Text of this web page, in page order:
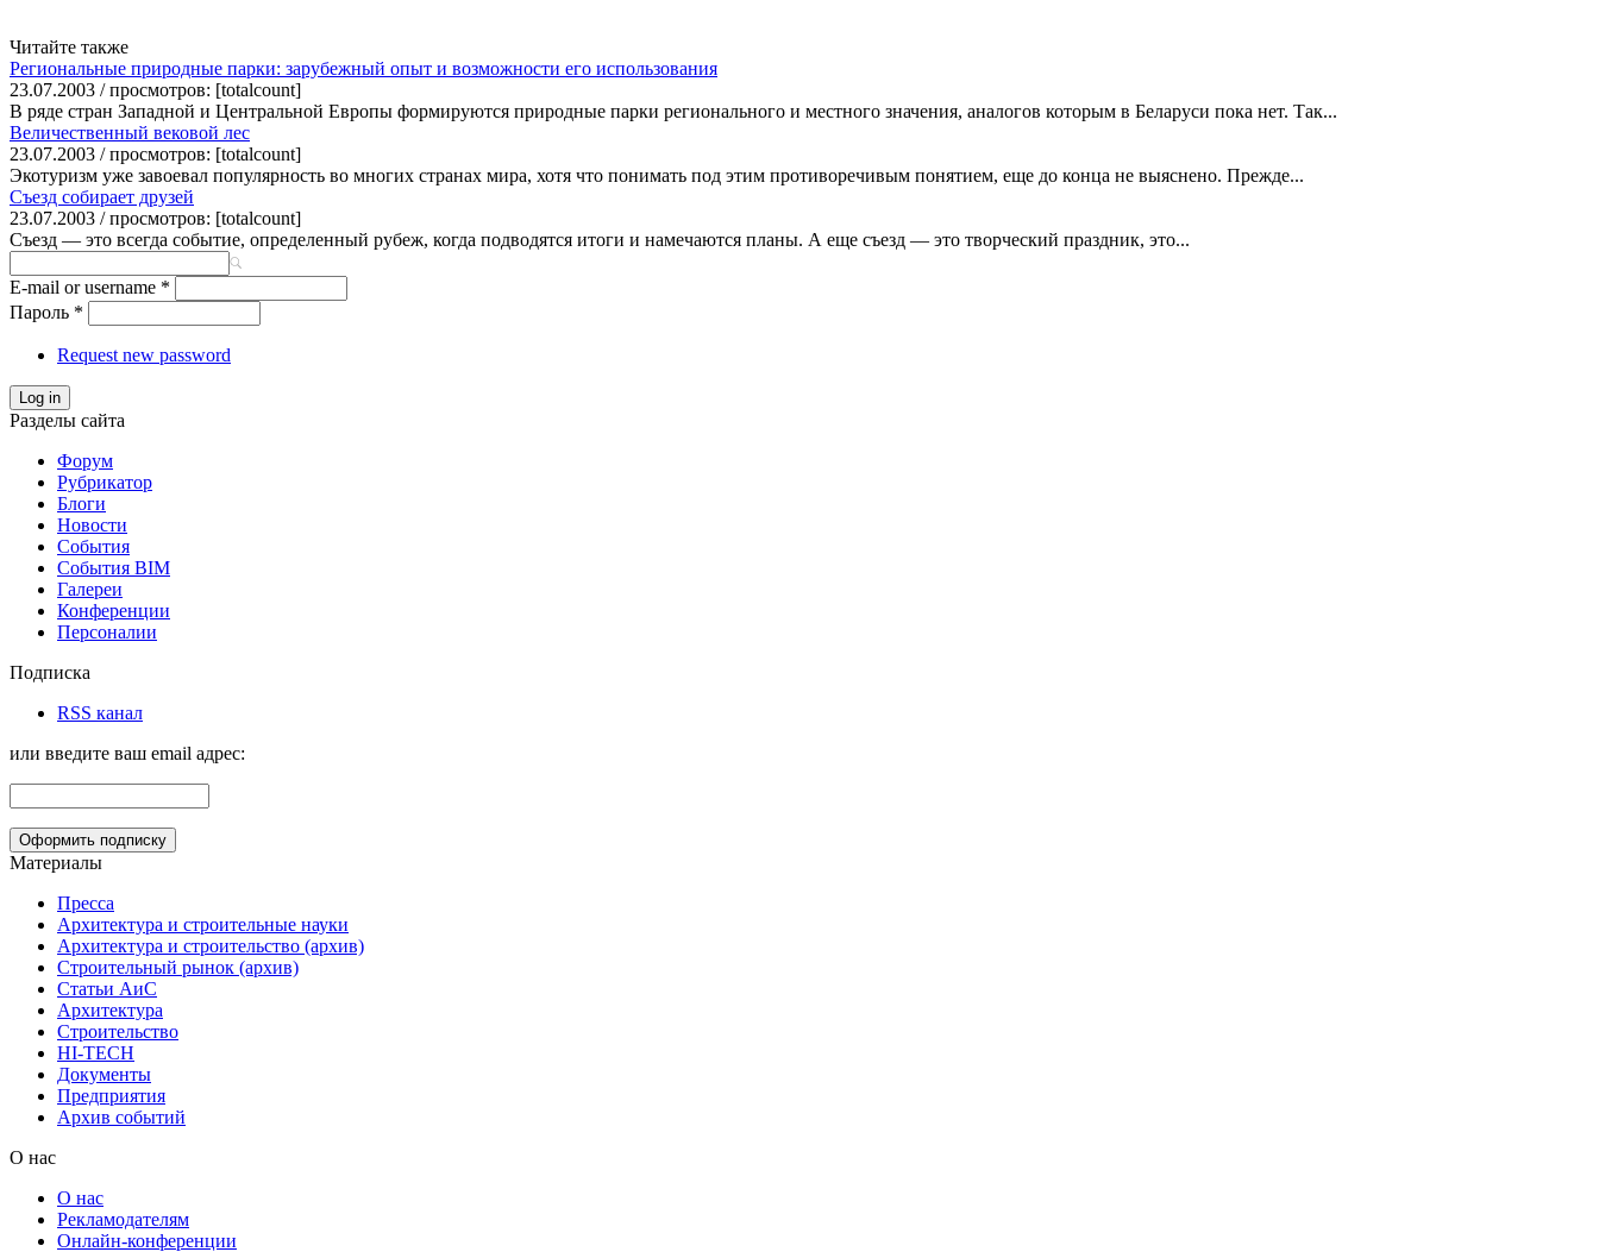
Читайте также
Региональные природные парки: зарубежный опыт и возможности его использования
23.07.2003 / просмотров: [totalcount]
В ряде стран Западной и Центральной Европы формируются природные парки регионального и местного значения, аналогов которым в Беларуси пока нет. Так...
Величественный вековой лес
23.07.2003 / просмотров: [totalcount]
Экотуризм уже завоевал популярность во многих странах мира, хотя что понимать под этим противоречивым понятием, еще до конца не выяснено. Прежде...
Съезд собирает друзей
23.07.2003 / просмотров: [totalcount]
Съезд — это всегда событие, определенный рубеж, когда подводятся итоги и намечаются планы. А еще съезд — это творческий праздник, это...
E-mail or username *
Пароль *
Request new password
Log in
Разделы сайта
Форум
Рубрикатор
Блоги
Новости
События
События BIM
Галереи
Конференции
Персоналии
Подписка
RSS канал
или введите ваш email адрес:
Материалы
Пресса
Архитектура и строительные науки
Архитектура и строительство (архив)
Строительный рынок (архив)
Статьи АиС
Архитектура
Строительство
HI-TECH
Документы
Предприятия
Архив событий
О нас
О нас
Рекламодателям
Онлайн-конференции